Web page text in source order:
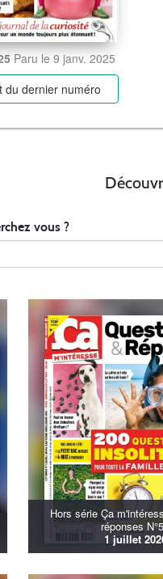
Paru le 9 janv. 2025
du dernier numéro
vous ?
Hors série Ça
réponses
1 juillet